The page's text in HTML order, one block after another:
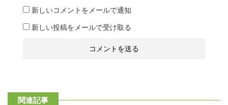
新しいコメントをメールで通知
新しい投稿をメールで受け取る
関連記事